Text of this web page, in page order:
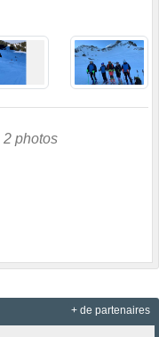
2 photos
+ de partenaires